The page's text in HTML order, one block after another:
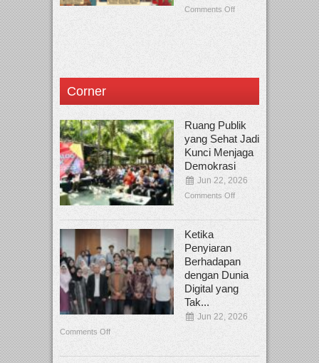
Comments Off
Corner
Ruang Publik
yang Sehat Jadi
Kunci Menjaga
Demokrasi
Jun 22, 2026
Comments Off
Ketika
Penyiaran
Berhadapan
dengan Dunia
Digital yang
Tak...
Jun 22, 2026
Comments Off